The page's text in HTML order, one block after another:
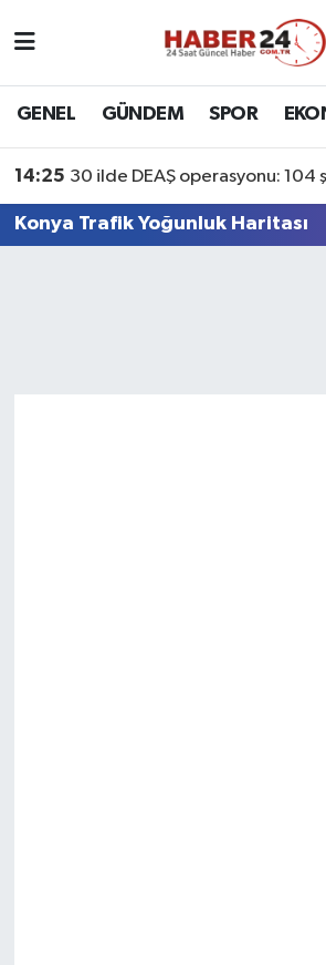
GENEL GÜNDEM SPOR
14:25 30 ilde DEAŞ operasyonu: 104
Konya Trafik Yoğunluk Haritası
Nöbetçi Eczaneler